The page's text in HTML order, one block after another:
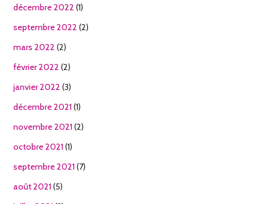
décembre 2022 (1)
septembre 2022 (2)
mars 2022 (2)
février 2022 (2)
janvier 2022 (3)
décembre 2021 (1)
novembre 2021 (2)
octobre 2021 (1)
septembre 2021 (7)
août 2021 (5)